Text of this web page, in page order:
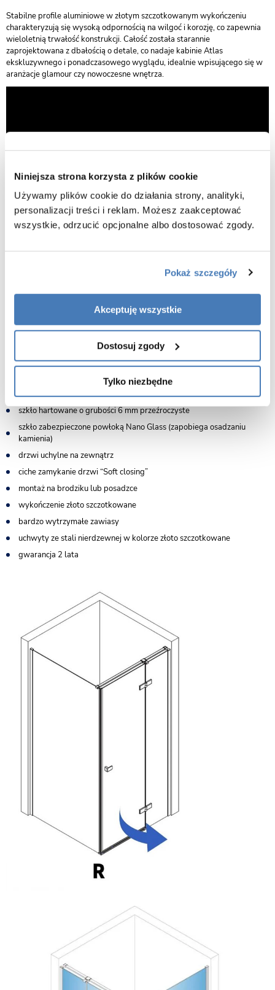
Niniejsza strona korzysta z plików cookie
Używamy plików cookie do działania strony, analityki,
personalizacji treści i reklam. Możesz zaakceptować
wszystkie, odrzucić opcjonalne albo dostosować zgody.
Pokaż szczegóły
Akceptuję wszystkie
Dostosuj zgody
Tylko niezbędne
Stabilne profile aluminiowe w złotym szczotkowanym wykończeniu
charakteryzują się wysoką odpornością na wilgoć i korozję, co zapewnia
wieloletnią trwałość konstrukcji. Całość została starannie
zaprojektowana z dbałością o detale, co nadaje kabinie Atlas
ekskluzywnego i ponadczasowego wyglądu, idealnie wpisującego się w
aranżacje glamour czy nowoczesne wnętrza.
Cechy kabiny prysznicowej 100x100 Atlas Gold Brushed Rea:
wymiary 100 cm drzwi x 100 cm ścianka
szczotkowane
zakres regulacji na profilach: ścianki 985-1000 mm kolor profili złoto
szczotkowane
wersja lewa - drzwi uchylne na prawą stronę
wysokość 200 cm
szkło hartowane o grubości 6 mm przeźroczyste
szkło zabezpieczone powłoką Nano Glass (zapobiega osadzaniu
kamienia)
drzwi uchylne na zewnątrz
ciche zamykanie drzwi “Soft closing”
montaż na brodziku lub posadzce
wykończenie złoto szczotkowane
bardzo wytrzymałe zawiasy
uchwyty ze stali nierdzewnej w kolorze złoto szczotkowane
gwarancja 2 lata